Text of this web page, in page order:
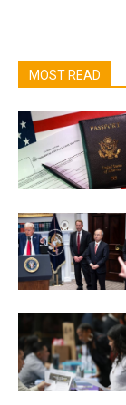
MOST READ